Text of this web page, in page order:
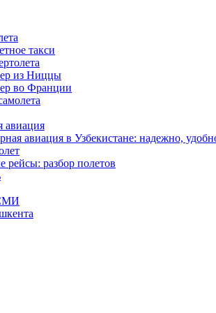
такси
из Ниццы
во Франции
авиация
авиация в Узбекистане: надежно,
рейсы: разбор полетов